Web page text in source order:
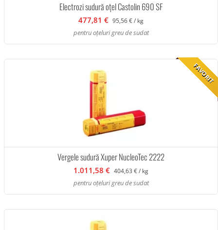
Electrozi sudură oțel Castolin 690 SF
477,81 € 95,56 € / kg
pentru oțeluri greu de sudat
FAVORIT
Vergele sudură Xuper NucleoTec 2222
1.011,58 € 404,63 € / kg
pentru oțeluri greu de sudat